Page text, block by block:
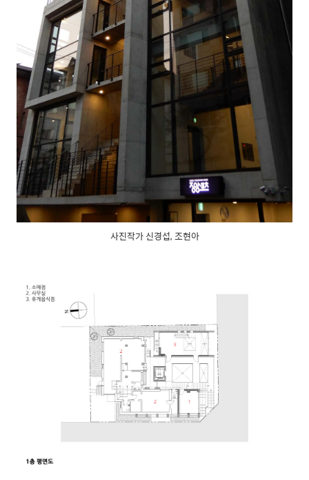
사진작가 신경섭, 조현아